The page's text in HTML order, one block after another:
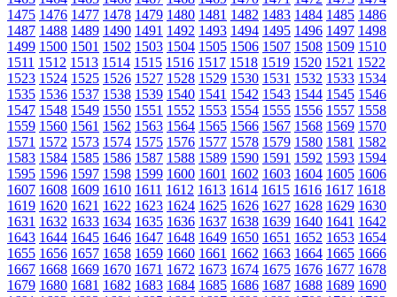
1475 1476 1477 1478 1479 1480 1481 1482 1483 1484 1485 1486
1487 1488 1489 1490 1491 1492 1493 1494 1495 1496 1497 1498
1499 1500 1501 1502 1503 1504 1505 1506 1507 1508 1509 1510
1511 1512 1513 1514 1515 1516 1517 1518 1519 1520 1521 1522
1523 1524 1525 1526 1527 1528 1529 1530 1531 1532 1533 1534
1535 1536 1537 1538 1539 1540 1541 1542 1543 1544 1545 1546
1547 1548 1549 1550 1551 1552 1553 1554 1555 1556 1557 1558
1559 1560 1561 1562 1563 1564 1565 1566 1567 1568 1569 1570
1571 1572 1573 1574 1575 1576 1577 1578 1579 1580 1581 1582
1583 1584 1585 1586 1587 1588 1589 1590 1591 1592 1593 1594
1595 1596 1597 1598 1599 1600 1601 1602 1603 1604 1605 1606
1607 1608 1609 1610 1611 1612 1613 1614 1615 1616 1617 1618
1619 1620 1621 1622 1623 1624 1625 1626 1627 1628 1629 1630
1631 1632 1633 1634 1635 1636 1637 1638 1639 1640 1641 1642
1643 1644 1645 1646 1647 1648 1649 1650 1651 1652 1653 1654
1655 1656 1657 1658 1659 1660 1661 1662 1663 1664 1665 1666
1667 1668 1669 1670 1671 1672 1673 1674 1675 1676 1677 1678
1679 1680 1681 1682 1683 1684 1685 1686 1687 1688 1689 1690